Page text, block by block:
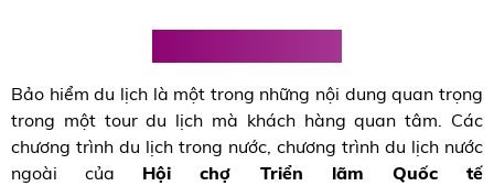
Bảo hiểm du lịch là một trong những nội dung quan trọng
trong một tour du lịch mà khách hàng quan tâm. Các
chương trình du lịch trong nước, chương trình du lịch nước
ngoài của Hội chợ Triển lãm Quốc tế